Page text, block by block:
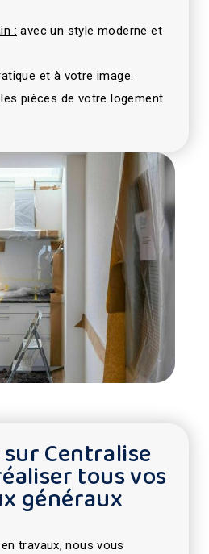
: avec un style moderne et
et à votre image.
pièces de votre logement
Centralise
tous vos
généraux
travaux, nous vous